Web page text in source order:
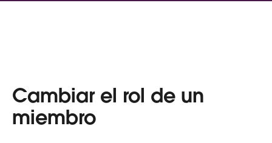
Cambiar el rol de un
miembro